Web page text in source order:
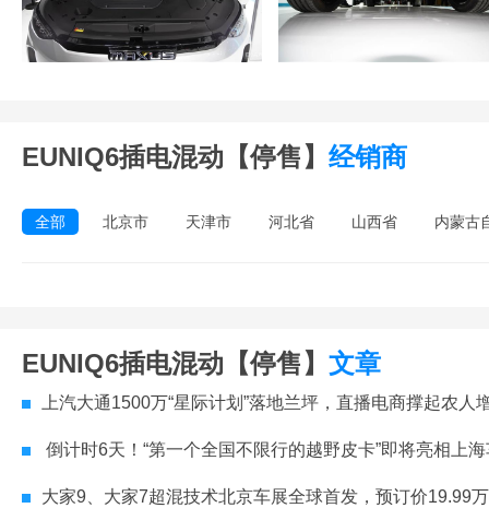
EUNIQ6插电混动【停售】 经销商
全部 北京市 天津市 河北省 山西省 内蒙古
EUNIQ6插电混动【停售】 文章
上汽大通1500万“星际计划”落地兰坪，直播电商撑起农人增收快
倒计时6天！“第一个全国不限行的越野皮卡”即将亮相上
大家9、大家7超混技术北京车展全球首发，预订价19.99